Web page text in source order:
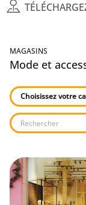
MAGASINS
Mode et
Choisissez votre
Listado de